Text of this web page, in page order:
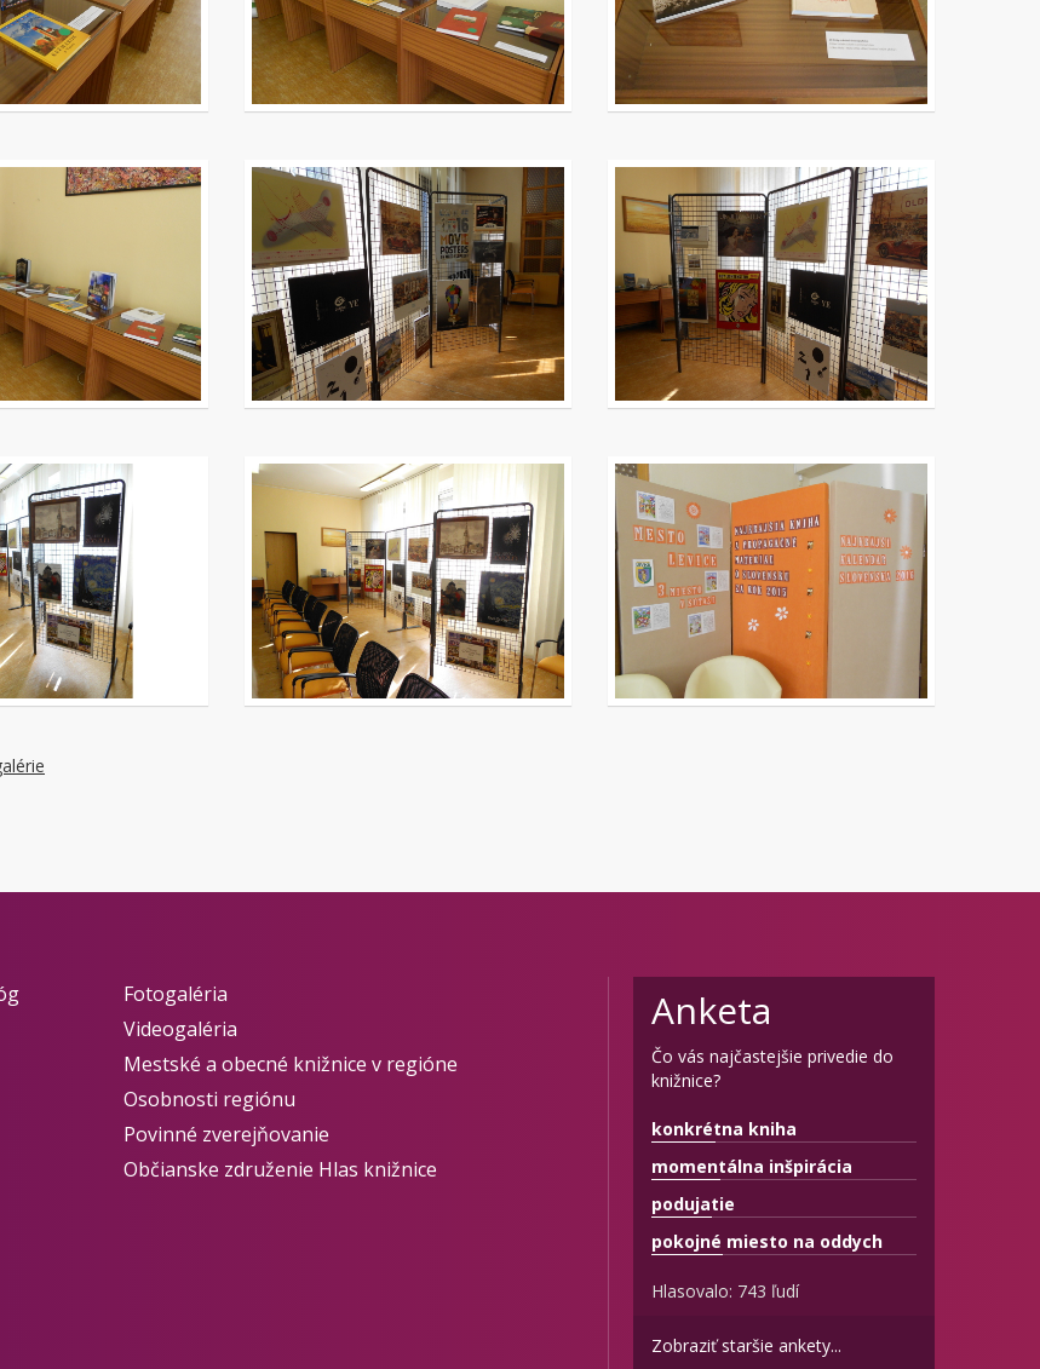
Fotogaléria
Videogaléria
Mestské a obecné knižnice v regióne
Osobnosti regiónu
Povinné zverejňovanie
Občianske združenie Hlas knižnice
Anketa
Čo vás najčastejšie privedie do
knižnice?
konkrétna kniha
momentálna inšpirácia
podujatie
pokojné miesto na oddych
Hlasovalo: 743 ľudí
Zobraziť staršie ankety...